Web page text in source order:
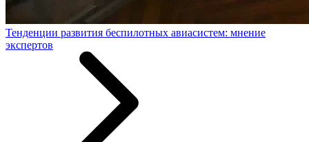
Тенденции развития беспилотных авиасистем: мнение
экспертов